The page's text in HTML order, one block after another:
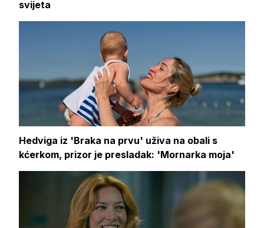
svijeta
Hedviga iz 'Braka na prvu' uživa na obali s
kćerkom, prizor je presladak: 'Mornarka moja'